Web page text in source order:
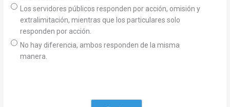
Los servidores públicos responden por acción, omisión y
extralimitación, mientras que los particulares solo
responden por acción.
No hay diferencia, ambos responden de la misma
manera.